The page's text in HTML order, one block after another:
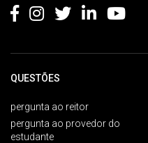
QUESTÕES
pergunta ao reitor
pergunta ao provedor do
estudante